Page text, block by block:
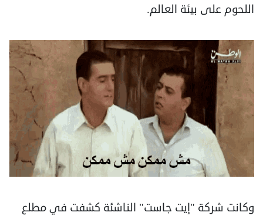
اللحوم على بيئة العالم.
وكانت شركة "إيت جاست" الناشئة كشفت في مطلع